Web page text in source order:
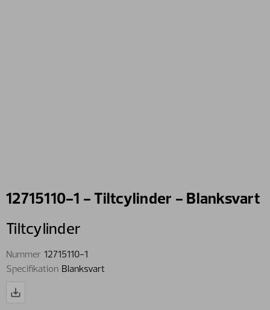
12715110-1 - Tiltcylinder - Blanksvart
Tiltcylinder
Nummer 12715110-1
Specifikation Blanksvart